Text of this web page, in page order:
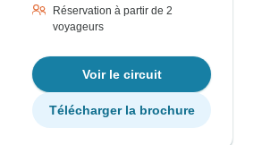
Réservation à partir de 2
voyageurs
Voir le circuit
Télécharger la brochure